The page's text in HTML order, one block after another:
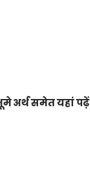
अर्थ समेत यहां पढ़ें